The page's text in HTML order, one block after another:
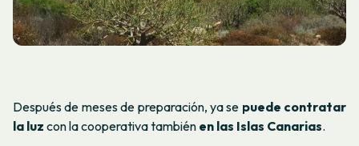
Después de meses de preparación, ya se puede contratar
la luz con la cooperativa también en las Islas Canarias.